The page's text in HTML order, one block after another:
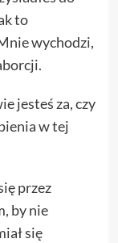
to
wychodzi,
jesteś za, czy
w tej
przez
by nie
się